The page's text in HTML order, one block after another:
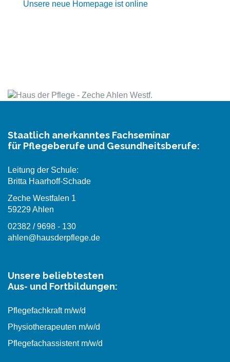
Unsere neue Homepage ist online
Staatlich anerkanntes Fachseminar
für Pflegeberufe und Gesundheitsberufe:
Leitung der Schule:
Britta Haarhoff-Schade
Zeche Westfalen 1
59229 Ahlen
02382 / 9698 - 130
ahlen@hausderpflege.de
Unsere beliebtesten
Aus- und Fortbildungen:
Pflegefachkraft m/w/d
Physiotherapeuten m/w/d
Pflegefachassistent m/w/d